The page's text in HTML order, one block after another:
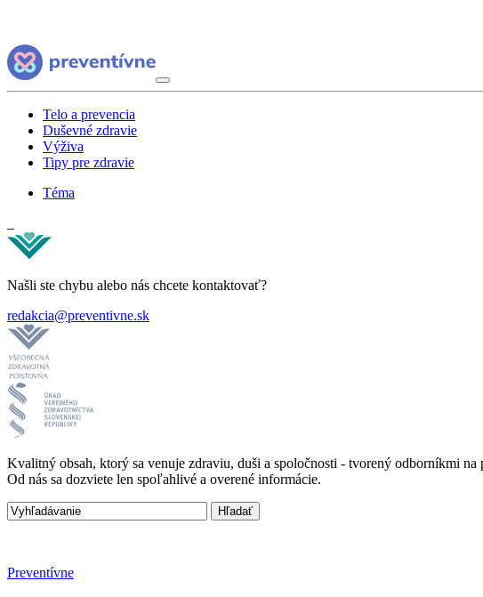
Telo a prevencia
Duševné zdravie
Výživa
Tipy pre zdravie
Téma
Našli ste chybu alebo nás chcete kontaktovať?
redakcia@preventivne.sk
Kvalitný obsah, ktorý sa venuje zdraviu, duši a spoločnosti - tvorený odborníkmi
Od nás sa dozviete len spoľahlivé a overené informácie.
Preventívne